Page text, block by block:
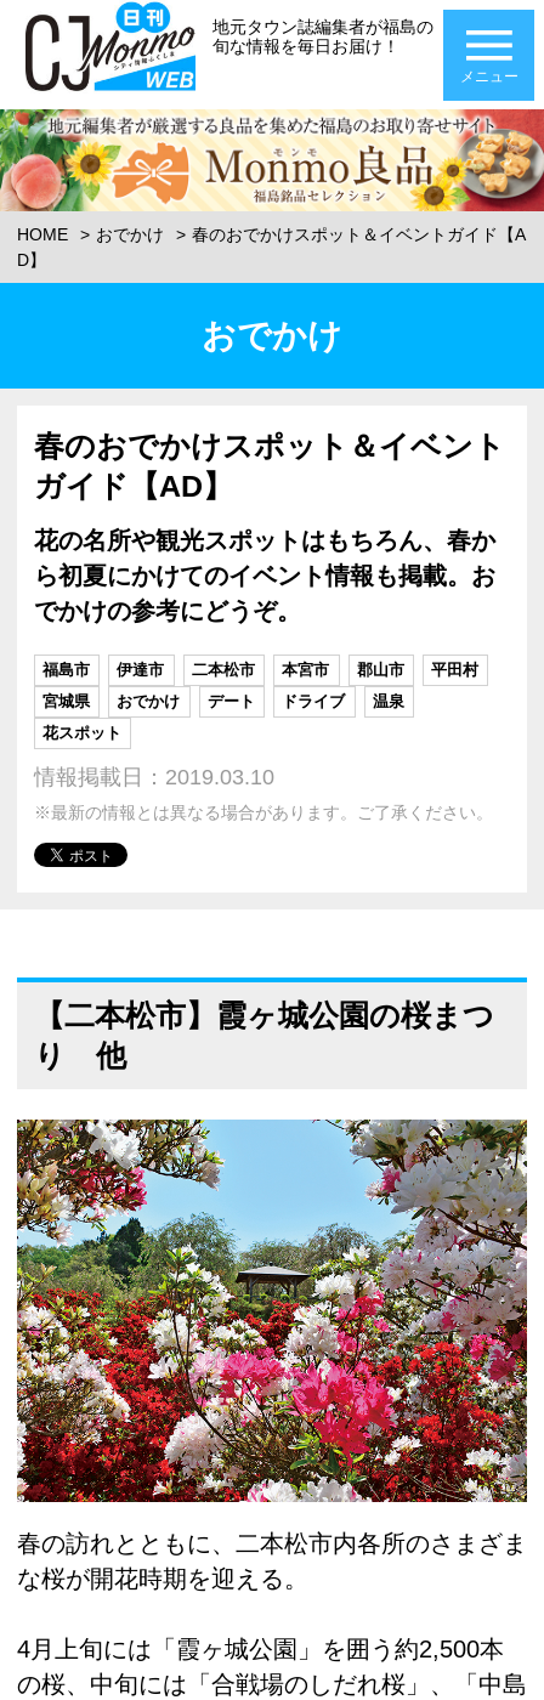
地元タウン誌編集者が福島の
旬な情報を毎日お届け！
メニュー
HOME おでかけ
春のおでかけスポット＆イベントガイド【A
D】
おでかけ
春のおでかけスポット＆イベント
ガイド【AD】
花の名所や観光スポットはもちろん、春か
ら初夏にかけてのイベント情報も掲載。お
でかけの参考にどうぞ。
福島市 伊達市 二本松市 本宮市 郡山市
平田村
宮城県
おでかけ デート ドライブ
温泉
花スポット
情報掲載日：2019.03.10
※最新の情報とは異なる場合があります。ご了承ください。
【二本松市】霞ヶ城公園の桜まつ
り 他
春の訪れとともに、二本松市内各所のさまざま
な桜が開花時期を迎える。
4月上旬には「霞ヶ城公園」を囲う約2,500本
の桜、中旬には「合戦場のしだれ桜」、「中島